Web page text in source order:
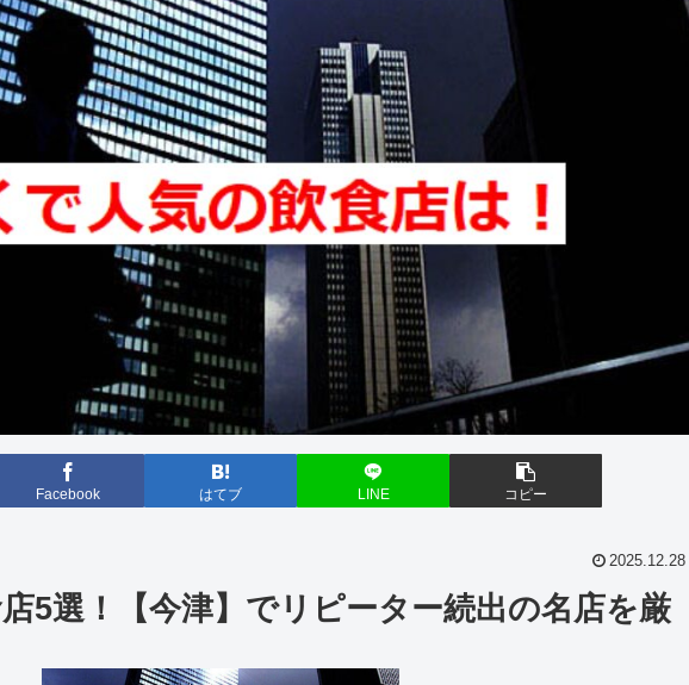
Facebook はてブ LINE コピー
2025.12.28
5選！【今津】でリピーター続出の名店を厳